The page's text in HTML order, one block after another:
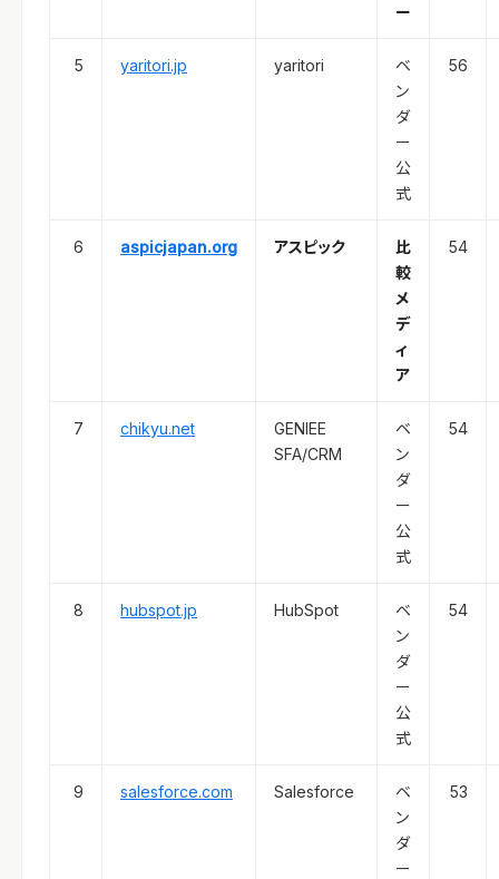
ー
5 yaritori.jp yaritori
ベ
ン
ダ
ー
公
式
56
6 aspicjapan.org アスピック
比
較
メ
デ
ィ
ア
54
7 chikyu.net
GENIEE
SFA/CRM
ベ
ン
ダ
ー
公
式
54
8 hubspot.jp HubSpot
ベ
ン
ダ
ー
公
式
54
9 salesforce.com Salesforce
ベ
ン
ダ
ー
53